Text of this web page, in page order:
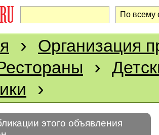
› Организация
›
›
этого объявления